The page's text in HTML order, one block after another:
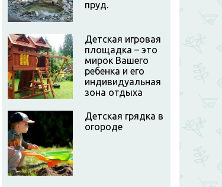
пруд.
Детская игровая
площадка – это
мирок Вашего
ребенка и его
индивидуальная
зона отдыха
Детская грядка в
огороде